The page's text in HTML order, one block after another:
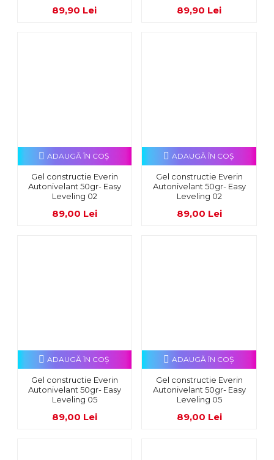
89,90 Lei 89,90 Lei
Gel constructie Everin
Autonivelant 50gr- Easy
Leveling 02
89,00 Lei
ADAUGĂ ÎN COŞ
Gel constructie Everin
Autonivelant 50gr- Easy
Leveling 02
89,00 Lei
ADAUGĂ ÎN COŞ
Gel constructie Everin
Autonivelant 50gr- Easy
Leveling 05
89,00 Lei
ADAUGĂ ÎN COŞ
Gel constructie Everin
Autonivelant 50gr- Easy
Leveling 05
89,00 Lei
ADAUGĂ ÎN COŞ